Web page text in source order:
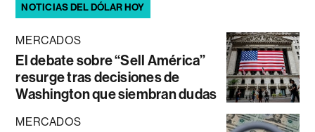
NOTICIAS DEL DÓLAR HOY
MERCADOS
El debate sobre “Sell América”
resurge tras decisiones de
Washington que siembran dudas
MERCADOS